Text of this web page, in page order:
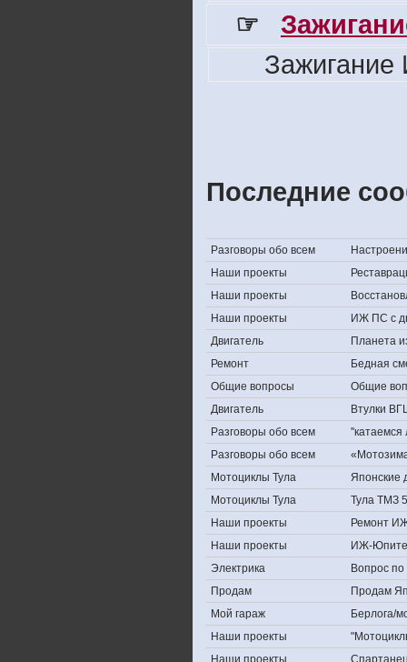
☞
Последние
Разговоры обо всем
Наши проекты
Наши проекты
Наши проекты
ИЖ ПС с
Двигатель
Планета
Ремонт
Бедная
Общие вопросы
Общие
Двигатель
Втулки
Разговоры обо всем
Разговоры обо всем
Мотоциклы Тула
Японские
Мотоциклы Тула
Тула ТМЗ
Наши проекты
Ремонт
Наши проекты
ИЖ-
Электрика
Вопрос по
Продам
Продам
Мой гараж
Берлога/
Наши проекты
Наши проекты